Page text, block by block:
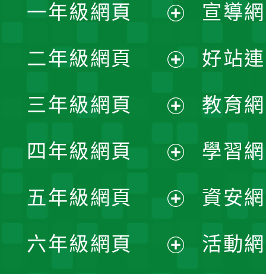
一年級網頁
開
選
單
二年級網頁
開
選
單
三年級網頁
開
選
單
四年級網頁
開
選
五年級網頁
開
六年級網頁
宣導
好站
教育
學習
資安
活動